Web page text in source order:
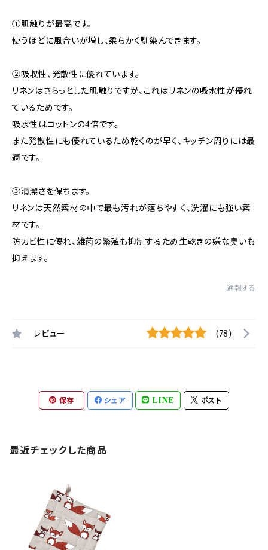
①肌触りが最高です。
使うほどに風合いが増し、柔らかく馴染んできます。
②吸収性、発散性に優れています。
リネンはさらっとした肌触りですが、これはリネンの吸水性が優れ
ているためです。
吸水性はコットンの4倍です。
また発散性にも優れているため乾くのが早く、キッチン周りには最
適です。
③清潔さを保ちます。
リネンは天然素材の中で最も汚れが落ちやすく、洗濯にも強い素
材です。
防カビ性に優れ、雑菌の繁殖も抑制するため生乾きの嫌な臭いも
抑えます。
通報する
レビュー (78)
保存 シェア LINE ポスト
最近チェックした商品